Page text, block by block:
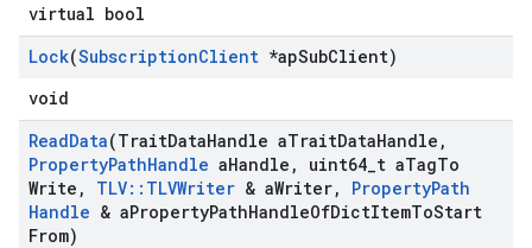
virtual bool
Lock(SubscriptionClient *apSubClient)
void
ReadData(TraitDataHandle aTraitDataHandle ,
PropertyPathHandle aHandle , uint64 t aTagTo
Write , TLV:: TLVWriter & aWriter, PropertyPath
Handle & aPropertyPathHandleOfDictItemToStart
From)